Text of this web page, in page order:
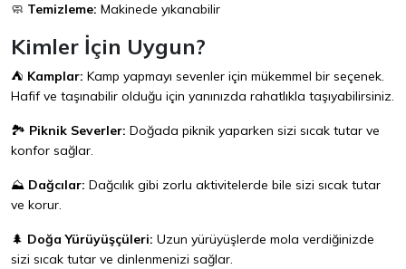
🧼 Temizleme: Makinede yıkanabilir
Kimler İçin Uygun?
⛺ Kamplar: Kamp yapmayı sevenler için mükemmel bir seçenek.
Hafif ve taşınabilir olduğu için yanınızda rahatlıkla taşıyabilirsiniz.
🏞️ Piknik Severler: Doğada piknik yaparken sizi sıcak tutar ve
konfor sağlar.
⛰️ Dağcılar: Dağcılık gibi zorlu aktivitelerde bile sizi sıcak tutar
ve korur.
🌲 Doğa Yürüyüşçüleri: Uzun yürüyüşlerde mola verdiğinizde
sizi sıcak tutar ve dinlenmenizi sağlar.